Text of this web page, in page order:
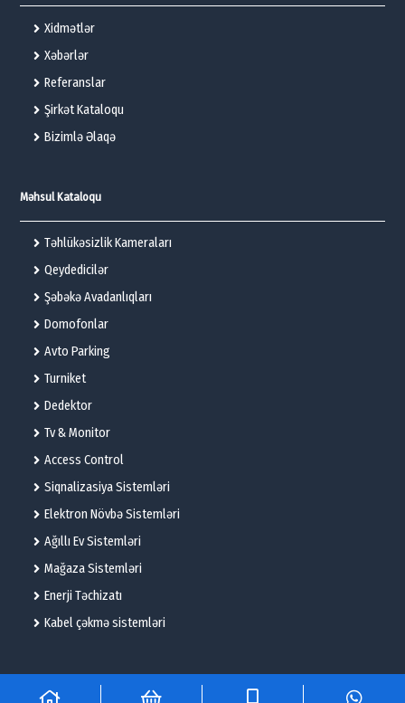
Xidmətlər
Xəbərlər
Referanslar
Şirkət Kataloqu
Bizimlə Əlaqə
Məhsul Kataloqu
Təhlükəsizlik Kameraları
Qeydedicilər
Şəbəkə Avadanlıqları
Domofonlar
Avto Parking
Turniket
Dedektor
Tv & Monitor
Access Control
Siqnalizasiya Sistemləri
Elektron Növbə Sistemləri
Ağıllı Ev Sistemləri
Mağaza Sistemləri
Enerji Təchizatı
Kabel çəkmə sistemləri
© 2025 – Flame Technologies